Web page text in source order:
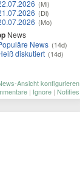
(Mi)
(Di)
(Mo)
News
News (14d)
diskutiert (14d)
Ansicht konfigurieren
| Ignore | Notifies